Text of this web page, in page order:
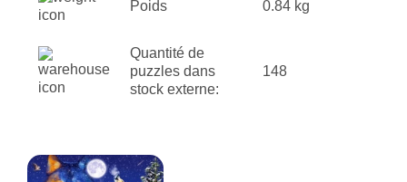
Poids 0.84 kg
Quantité de
puzzles dans
stock externe:
148